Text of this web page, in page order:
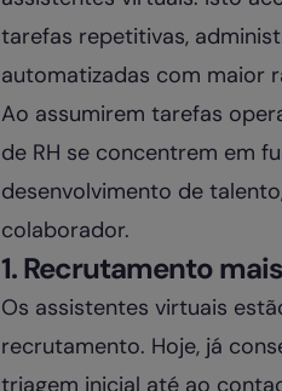
tarefas repetitivas,
automatizadas com maior
Ao assumirem tarefas
de RH se concentrem em
desenvolvimento de
colaborador.
1. Recrutamento
Os assistentes virtuais
recrutamento. Hoje, já
triagem inicial até ao